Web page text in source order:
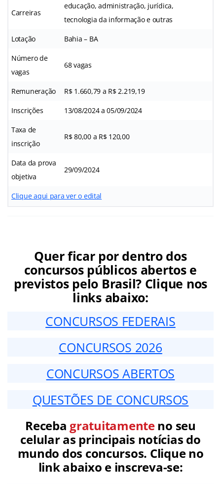
Carreiras
educação, administração, jurídica,
tecnologia da informação e outras
Lotação Bahia – BA
Número de
vagas
68 vagas
Remuneração R$ 1.660,79 a R$ 2.219,19
Inscrições 13/08/2024 a 05/09/2024
Taxa de
inscrição
R$ 80,00 a R$ 120,00
Data da prova
objetiva
29/09/2024
Clique aqui para ver o edital
Quer ficar por dentro dos
concursos públicos abertos e
previstos pelo Brasil? Clique nos
links abaixo:
CONCURSOS FEDERAIS
CONCURSOS 2026
CONCURSOS ABERTOS
QUESTÕES DE CONCURSOS
Receba gratuitamenteno seu
celular as principais notícias do
mundo dos concursos. Clique no
link abaixo e inscreva-se: